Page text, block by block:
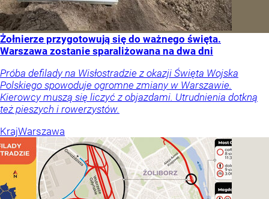
Żołnierze przygotowują się do ważnego święta.
Warszawa zostanie sparaliżowana na dwa dni
Próba defilady na Wisłostradzie z okazji Święta Wojska
Polskiego spowoduje ogromne zmiany w Warszawie.
Kierowcy muszą się liczyć z objazdami. Utrudnienia dotkną
też pieszych i rowerzystów.
KrajWarszawa